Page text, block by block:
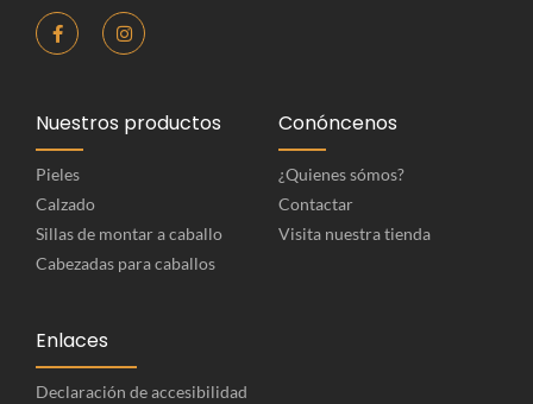
Nuestros productos
Pieles
Calzado
Sillas de montar a caballo
Cabezadas para caballos
Conóncenos
¿Quienes sómos?
Contactar
Visita nuestra tienda
Enlaces
Declaración de accesibilidad